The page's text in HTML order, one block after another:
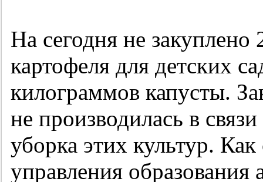
На сегодня не
картофеля для детских
килограммов капусты.
не производилась в
уборка этих культур.
управления